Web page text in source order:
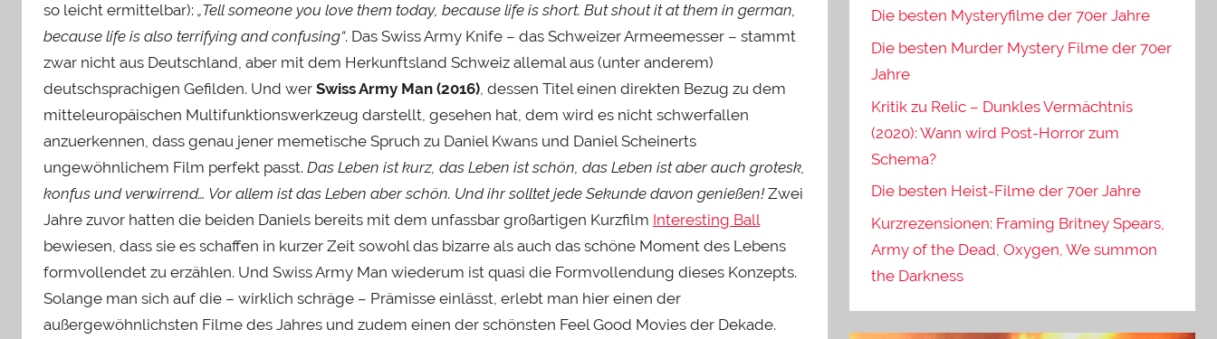
so leicht ermittelbar): „Tell someone you love them today, because life is short. But shout it at them in german,
because life is also terrifying and confusing“. Das Swiss Army Knife – das Schweizer Armeemesser – stammt
zwar nicht aus Deutschland, aber mit dem Herkunftsland Schweiz allemal aus (unter anderem)
deutschsprachigen Gefilden. Und wer Swiss Army Man (2016), dessen Titel einen direkten Bezug zu dem
mitteleuropäischen Multifunktionswerkzeug darstellt, gesehen hat, dem wird es nicht schwerfallen
anzuerkennen, dass genau jener memetische Spruch zu Daniel Kwans und Daniel Scheinerts
ungewöhnlichem Film perfekt passt. Das Leben ist kurz, das Leben ist schön, das Leben ist aber auch grotesk,
konfus und verwirrend… Vor allem ist das Leben aber schön. Und ihr solltet jede Sekunde davon genießen! Zwei
Jahre zuvor hatten die beiden Daniels bereits mit dem unfassbar großartigen Kurzfilm Interesting Ball
bewiesen, dass sie es schaffen in kurzer Zeit sowohl das bizarre als auch das schöne Moment des Lebens
formvollendet zu erzählen. Und Swiss Army Man wiederum ist quasi die Formvollendung dieses Konzepts.
Solange man sich auf die – wirklich schräge – Prämisse einlässt, erlebt man hier einen der
außergewöhnlichsten Filme des Jahres und zudem einen der schönsten Feel Good Movies der Dekade.
Die besten Mysteryfilme der 70er Jahre
Die besten Murder Mystery Filme der 70er
Jahre
Kritik zu Relic – Dunkles Vermächtnis
(2020): Wann wird Post-Horror zum
Schema?
Die besten Heist-Filme der 70er Jahre
Kurzrezensionen: Framing Britney Spears,
Army of the Dead, Oxygen, We summon
the Darkness